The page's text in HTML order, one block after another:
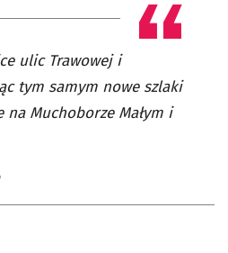
ulic Trawowej i
tym samym nowe szlaki
Muchoborze Małym i